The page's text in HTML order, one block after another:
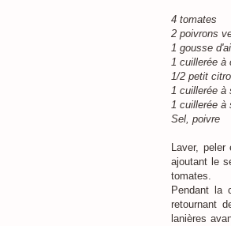
4 tomates
2 poivrons
1 gousse
1 cuillerée à
1/2 petit
1 cuillerée à
1 cuillerée à
Sel, poivre
Laver,
ajoutant le
tomates.
Pendant la
retournant
lanières